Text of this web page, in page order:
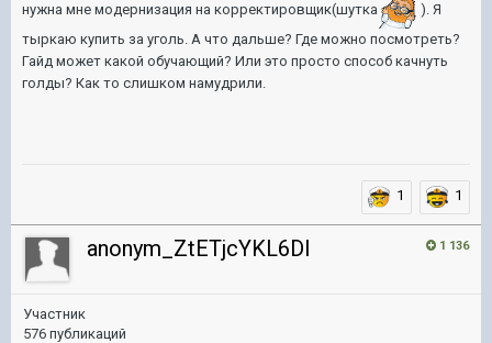
нужна мне модернизация на корректировщик(шутка
). Я
тыркаю купить за уголь. А что дальше? Где можно посмотреть?
Гайд может какой обучающий? Или это просто способ качнуть
голды? Как то слишком намудрили.
1 1
1 136
anonym_ZtETjcYKL6DI
Участник
576 публикаций